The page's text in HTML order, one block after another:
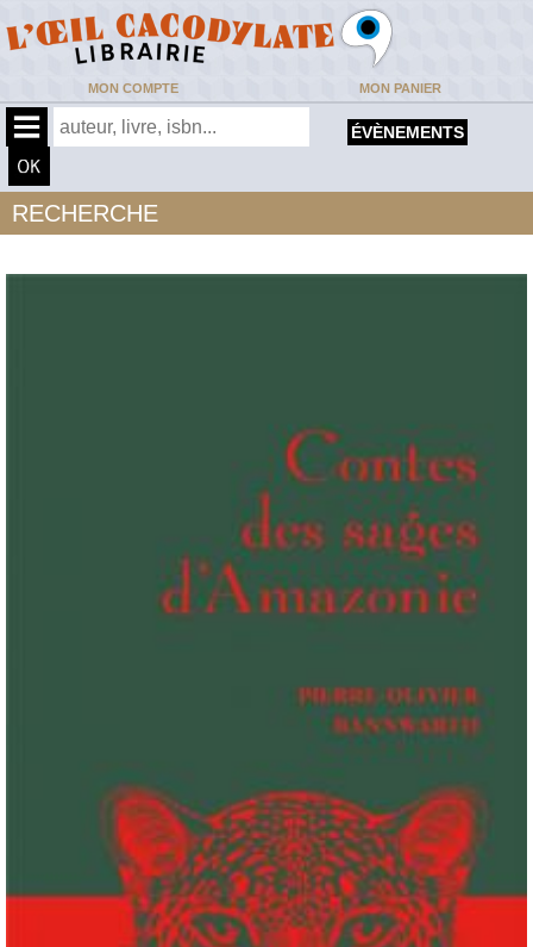
MON COMPTE MON PANIER
ÉVÈNEMENTS
RECHERCHE